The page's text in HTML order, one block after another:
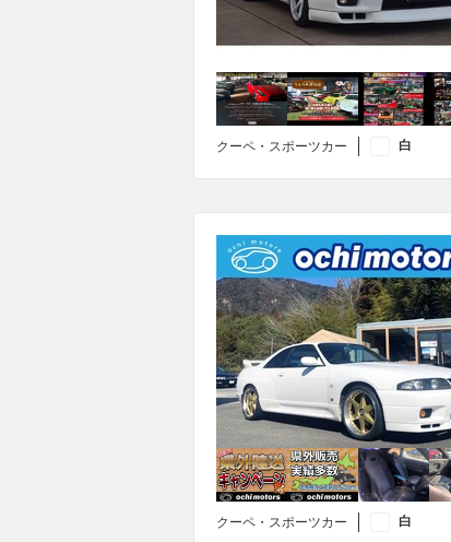
クーペ・スポーツカー 白
クーペ・スポーツカー 白